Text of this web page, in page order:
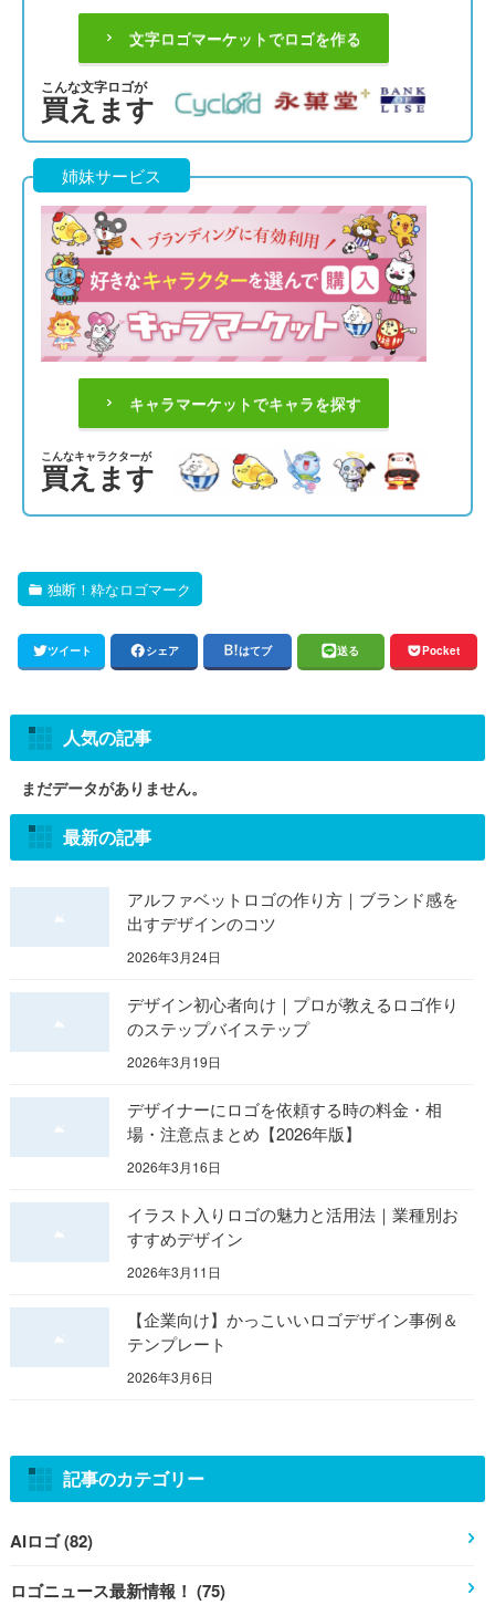
文字ロゴマーケットでロゴを作る
こんな文字ロゴが
買えます
姉妹サービス
キャラマーケットでキャラを探す
こんなキャラクターが
買えます
独断！粋なロゴマーク
ツイート シェア はてブ 送る Pocket
人気の記事
まだデータがありません。
最新の記事
アルファベットロゴの作り方｜ブランド感を
出すデザインのコツ
2026年3月24日
デザイン初心者向け｜プロが教えるロゴ作り
のステップバイステップ
2026年3月19日
デザイナーにロゴを依頼する時の料金・相
場・注意点まとめ【2026年版】
2026年3月16日
イラスト入りロゴの魅力と活用法｜業種別お
すすめデザイン
2026年3月11日
【企業向け】かっこいいロゴデザイン事例＆
テンプレート
2026年3月6日
記事のカテゴリー
AIロゴ (82)
ロゴニュース最新情報！ (75)